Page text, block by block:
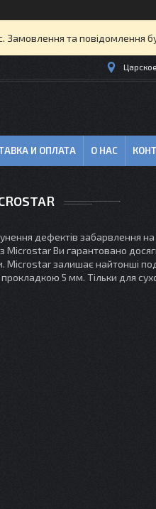
Замовлення та повідомлення
И ОПЛАТА О НАС
дефектів забарвлення
Microstar Ви гарантовано
залишає найтонші
5 мм. Тільки для